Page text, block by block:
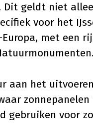
Dit geldt niet
voor het
met een
aan het
gebruiken voor